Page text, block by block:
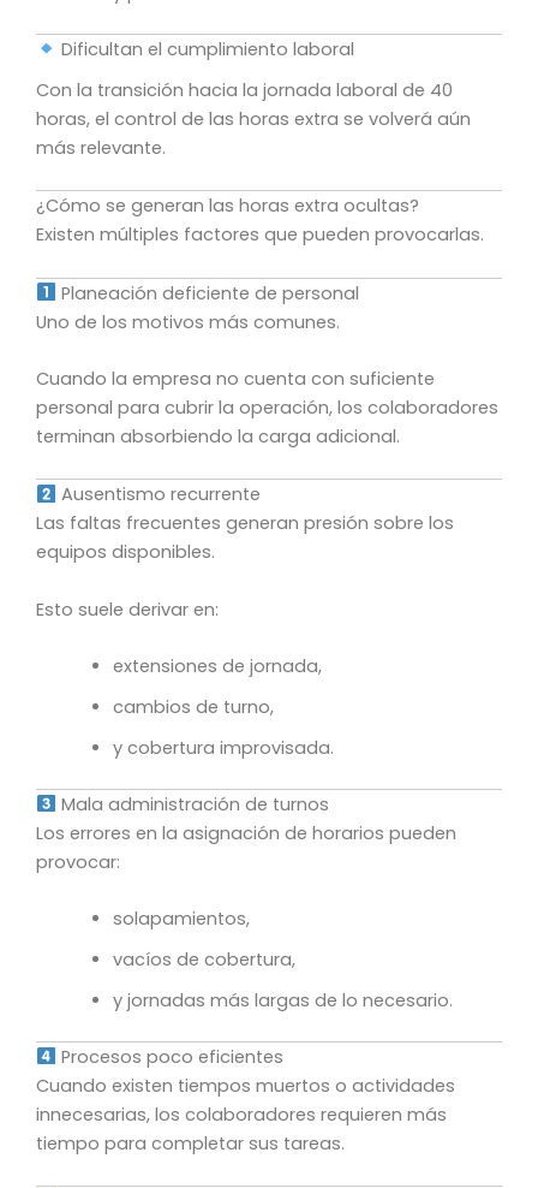
Dificultan el cumplimiento laboral
Con la transición hacia la jornada laboral de 40
horas, el control de las horas extra se volverá aún
más relevante.
¿Cómo se generan las horas extra ocultas?
Existen múltiples factores que pueden provocarlas.
Planeación deficiente de personal
Uno de los motivos más comunes.
Cuando la empresa no cuenta con suficiente
personal para cubrir la operación, los colaboradores
terminan absorbiendo la carga adicional.
Ausentismo recurrente
Las faltas frecuentes generan presión sobre los
equipos disponibles.
Esto suele derivar en:
extensiones de jornada,
cambios de turno,
y cobertura improvisada.
Mala administración de turnos
Los errores en la asignación de horarios pueden
provocar:
solapamientos,
vacíos de cobertura,
y jornadas más largas de lo necesario.
Procesos poco eficientes
Cuando existen tiempos muertos o actividades
innecesarias, los colaboradores requieren más
tiempo para completar sus tareas.